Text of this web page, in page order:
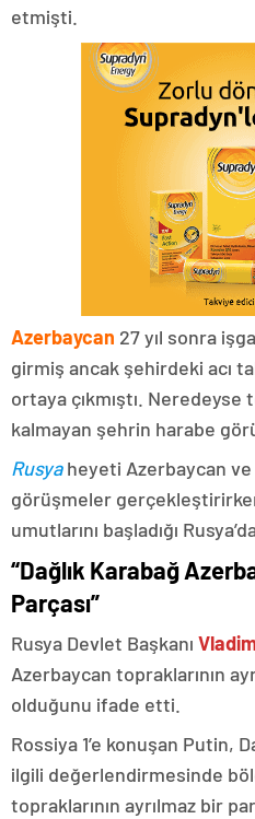
etmişti.
Azerbaycan 27 yıl sonra
girmiş ancak şehirdeki acı
ortaya çıkmıştı.
kalmayan şehrin harabe
Rusyaheyeti Azerbaycan ve
görüşmeler
umutlarını başladığı
“Dağlık Karabağ
Parçası”
Rusya Devlet Başkanı
Azerbaycan topraklarının
olduğunu ifade etti.
Rossiya 1’e konuşan Putin,
ilgili değerlendirmesinde
topraklarının ayrılmaz bir